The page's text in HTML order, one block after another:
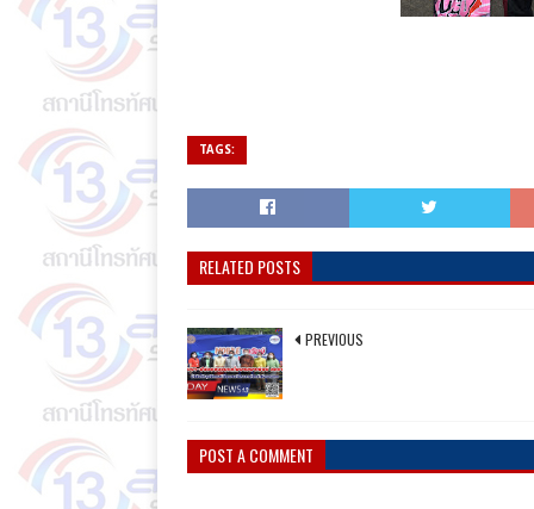
TAGS:
RELATED POSTS
PREVIOUS
POST A COMMENT